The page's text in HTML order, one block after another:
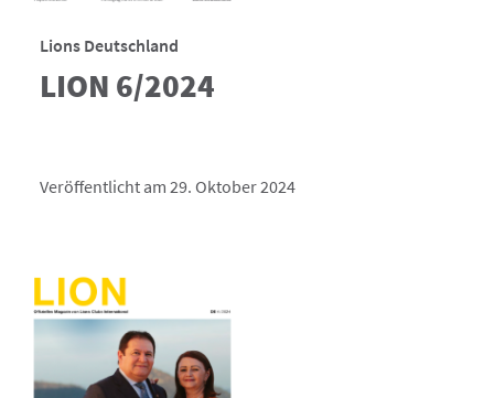
Lions Deutschland
LION 6/2024
Veröffentlicht am 29. Oktober 2024